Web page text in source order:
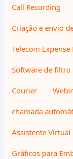
Call Recording
Criação e envio
Telecom
Software de filtro
Courier
chamada
Assistente Virtual
Gráficos para